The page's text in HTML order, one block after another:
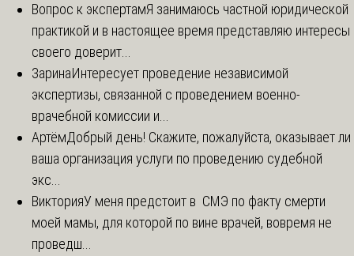
Вопрос к экспертамЯ занимаюсь частной юридической
практикой и в настоящее время представляю интересы
своего доверит...
ЗаринаИнтересует проведение независимой
экспертизы, связанной с проведением военно-
врачебной комиссии и...
АртёмДобрый день! Скажите, пожалуйста, оказывает ли
ваша организация услуги по проведению судебной
экс...
ВикторияУ меня предстоит в СМЭ по факту смерти
моей мамы, для которой по вине врачей, вовремя не
проведш...